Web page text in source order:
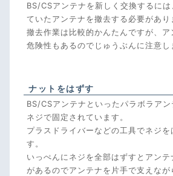
BS/CSアンテナを新しく交換するには
ていたアンテナを撤去する必要があり
撤去作業は比較的かんたんですが、ア
危険性もあるのでじゅうぶんに注意し
ナットをはずす
BS/CSアンテナといったパラボラア
ネジで固定されています。
プラスドライバーなどの工具でネジを
す。
いっぺんにネジを全部はずすとアン
があるのでアンテナを片手で支えな